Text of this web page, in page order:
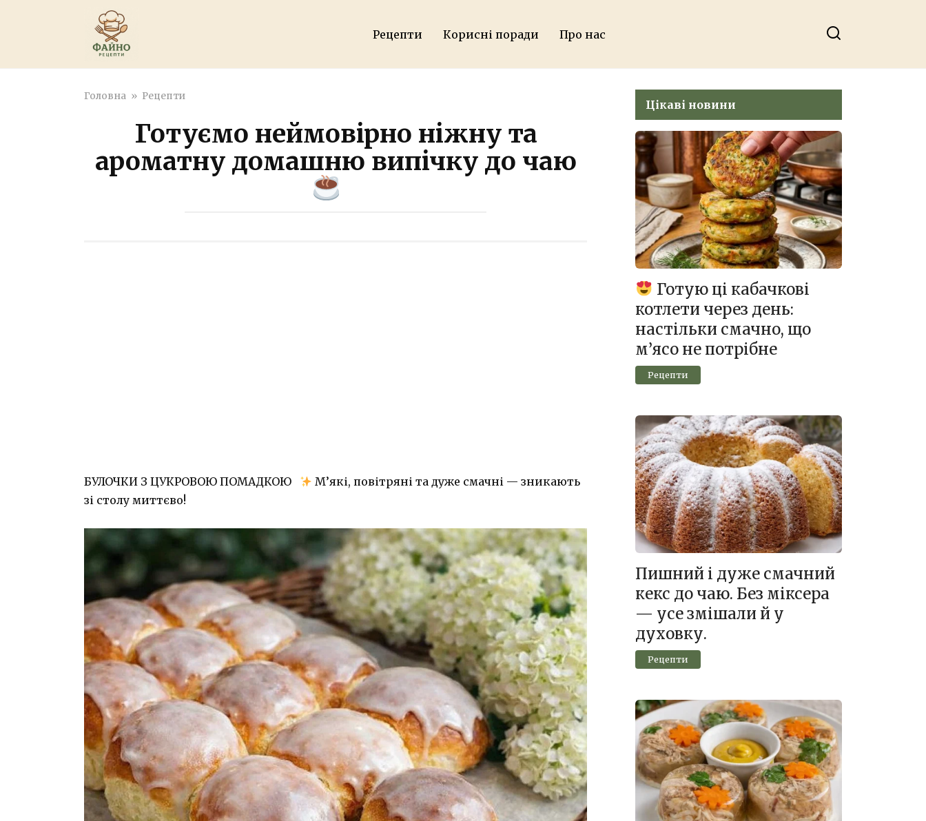
Рецепти Корисні поради Про нас
Головна » Рецепти
Готуємо неймовірно ніжну та
ароматну домашню випічку до чаю
БУЛОЧКИ З ЦУКРОВОЮ ПОМАДКОЮ⠀
М’які, повітряні та дуже смачні — зникають
зі столу миттєво!⠀
Цікаві новини
Готую ці кабачкові
котлети через день:
настільки смачно, що
м’ясо не потрібне
Рецепти
Пишний і дуже смачний
кекс до чаю. Без міксера
— усе змішали й у
духовку.
Рецепти